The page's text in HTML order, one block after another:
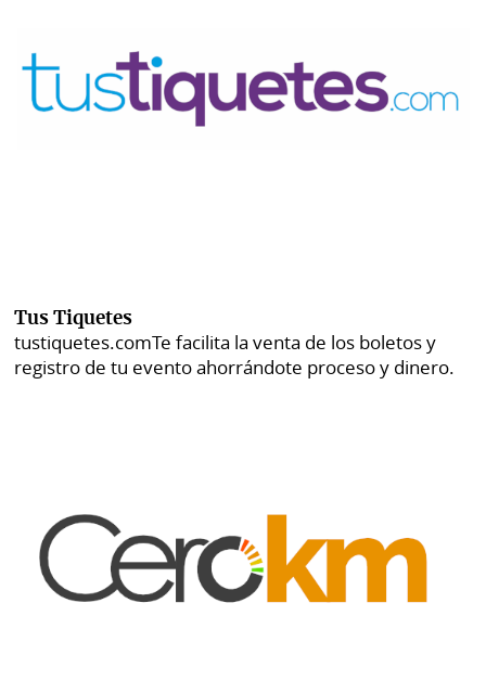
Tus Tiquetes
tustiquetes.comTe facilita la venta de los boletos y
registro de tu evento ahorrándote proceso y dinero.